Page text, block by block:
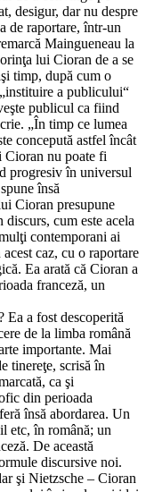
desigur, dar nu despre
de raportare, într-un
Maingueneau la
lui Cioran de a se
timp, după cum o
a publicului“
publicul ca fiind
„În timp ce lumea
concepută astfel încât
Cioran nu poate fi
progresiv în universul
însă
Cioran presupune
discurs, cum este acela
contemporani ai
caz, cu o raportare
Ea arată că Cioran a
franceză, un
Ea a fost descoperită
de la limba română
importante. Mai
tinereţe, scrisă în
ca şi
din perioada
însă abordarea. Un
etc, în română; un
De această
discursive noi.
şi Nietzsche – Cioran